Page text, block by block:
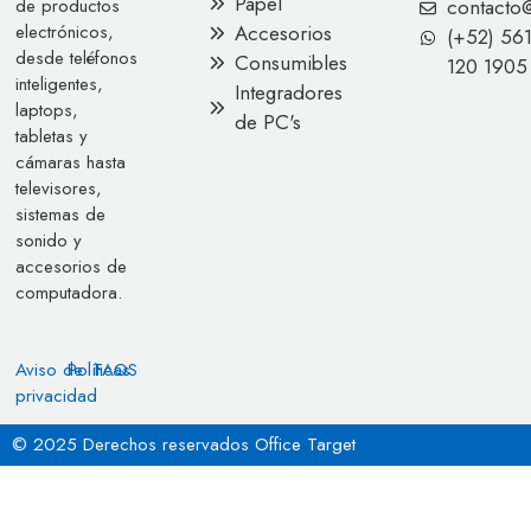
de productos
electrónicos,
desde teléfonos
inteligentes,
laptops,
tabletas y
cámaras hasta
televisores,
sistemas de
sonido y
accesorios de
computadora.
Aviso de
privacidad
Políticas
FAQS
Accesorios
Consumibles
Integradores
de PC's
(+52) 561
120 1905
© 2025 Derechos reservados Office Target